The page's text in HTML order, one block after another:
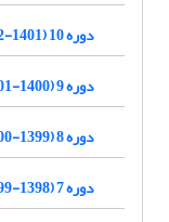
دوره 10 (1401-1402)
دوره 9 (1400-1401)
دوره 8 (1399-1400)
دوره 7 (1398-99)